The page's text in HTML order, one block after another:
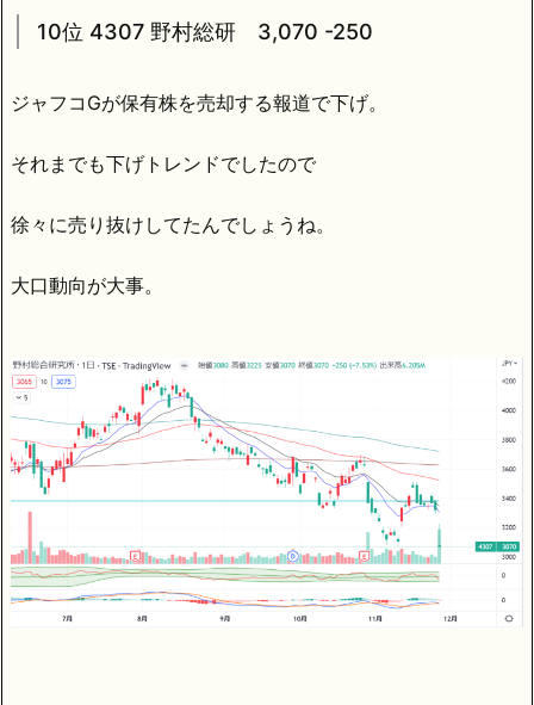
10位 4307 野村総研 3,070 -250
ジャフコGが保有株を売却する報道で下げ。
それまでも下げトレンドでしたので
徐々に売り抜けしてたんでしょうね。
大口動向が大事。